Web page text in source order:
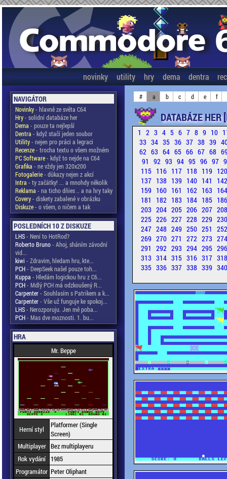
novinky utility hry dema dentra
NAVIGÁTOR
Novinky- hlavně ze světa C64
Hry- solidní databáze her
Dema - pouze ta nejlepší
Dentra - když stačí jeden soubor
Utility- nejen pro práci a legraci
Recenze- trocha textu o všem možném
PC Software- když to nejde na C64
Grafika - ne vždy jen 320x200
Fotogalerie- důkazy nejen z akcí
Intra - ty začátky! ... a mnohdy několik
Reklama - na ticho dňies .. a na hry taky
Covery- diskety zabalené v obrázku
Diskuze- o všem, o ničem a tak
POSLEDNÍCH 10 Z DISKUZE
LHS- Není to HotRod?
Roberto Bruno- Ahoj, sháním závodní
vid...
kiwi - Zdravim, hledam hru, kte...
PCH- DeepSeek našel pouze toh...
Kuppa - Hledám logickou hru z C6...
PCH- Mdlý PCH má odzkoušený R...
Carpenter- Souhlasím s Patrikem a k...
Carpenter- Vše už funguje ke spokoj...
LHS- Nerozporuju. Jen mě poba...
PCH- Mas dve moznosti. 1. bu...
HRA
Mr. Beppe
Herní styl
Platformer (Single
Screen)
Multiplayer Bez multiplayeru
Rok vydání
1985
Programátor Peter Oliphant
# a b c d e f
DATABÁZE
1 2 3 4 5 6 7 8 9 10
33 34 35 36 37 38 39
62 63 64 65 66 67 68
91 92 93 94 95 96 97
115 116 117 118 119
137 138 139 140 141
159 160 161 162 163
181
182 183 184 185
203 204 205 206 207
225 226 227 228 229
247 248 249 250 251
269 270 271 272 273
291 292 293 294 295
313 314 315 316 317
335 336 337 338 339